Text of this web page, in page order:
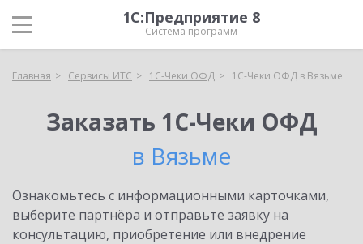
1С:Предприятие 8
Система программ
Главная Сервисы ИТС 1С-Чеки ОФД 1С-Чеки ОФД в Вязьме
Заказать 1С-Чеки ОФД
в Вязьме
Ознакомьтесь с информационными карточками,
выберите партнёра и отправьте заявку на
консультацию, приобретение или внедрение